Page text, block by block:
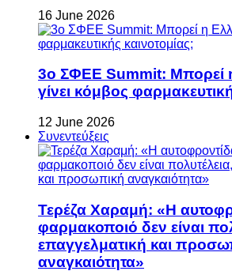
16 June 2026
3ο ΣΦΕΕ Summit: Μπορεί
γίνει κόμβος
12 June 2026
Συνεντεύξεις
Τερέζα Χαραμή: «Η
φαρμακοποιό δεν είναι
επαγγελματική και
αναγκαιότητα»